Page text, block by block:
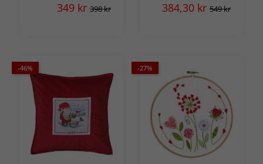
349 kr 398 kr 384,30 kr 549 kr
-46% -27%